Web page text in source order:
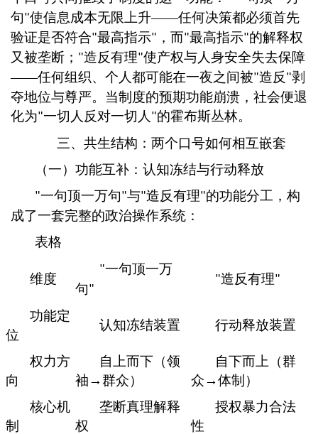
句"使信息成本无限上升——任何决策都必须首先
验证是否符合"最高指示" ，而"最高指示"的解释权
又被垄断； "造反有理"使产权与人身安全失去保障
——任何组织、个人都可能在一夜之间被"造反 "剥
夺地位与尊严。当制度的预期功能崩溃，社会便退
化为"一切人反对一切人 "的霍布斯丛林。
三、共生结构：两个口号如何相互嵌套
（一）功能互补：认知冻结与行动释放
"一句顶一万句"与"造反有理"的功能分工，构
成了一套完整的政治操作系统：
表格
维度
"一句顶一万
句"
"造反有理"
功能定
位
认知冻结装置 行动释放装置
权力方
向
自上而下（领
袖→群众）
自下而上（群
众→体制）
核心机
制
垄断真理解释
权
授权暴力合法
性